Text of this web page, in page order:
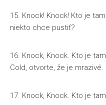
15. Knock! Knock! Kto je
niekto chce pustiť?
16. Knock, Knock. Kto je
Cold, otvorte, že je mrazivé.
17. Knock, Knock. Kto je